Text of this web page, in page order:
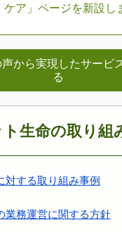
ケア」ページを新設し
声から実現したサービ
る
生命の取り組
対する取り組み事例
業務運営に関する方針